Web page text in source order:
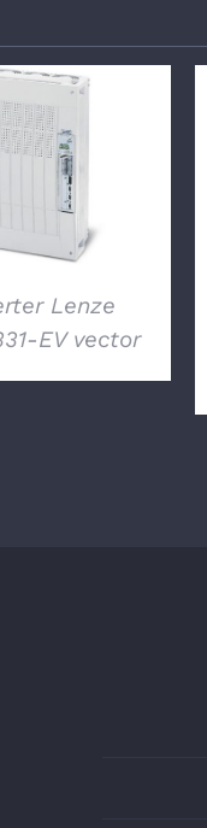
DETTAGLI
Lenze
EV vector